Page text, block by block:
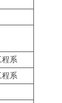
程系
程系